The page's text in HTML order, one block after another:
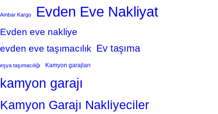
Ambar Kargo Evden Eve Nakliyat
Evden eve nakliye
evden eve taşımacılık Ev taşıma
eşya taşımacılığı Kamyon garajları
kamyon garajı
Kamyon Garajı Nakliyeciler